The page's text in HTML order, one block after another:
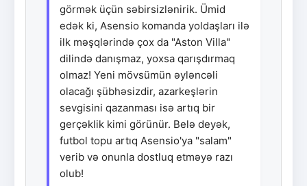
görmək üçün səbirsizlənirik. Ümid
edək ki, Asensio komanda yoldaşları ilə
ilk məşqlərində çox da "Aston Villa"
dilində danışmaz, yoxsa qarışdırmaq
olmaz! Yeni mövsümün əyləncəli
olacağı şübhəsizdir, azarkeşlərin
sevgisini qazanması isə artıq bir
gerçəklik kimi görünür. Belə deyək,
futbol topu artıq Asensio'ya "salam"
verib və onunla dostluq etməyə razı
olub!